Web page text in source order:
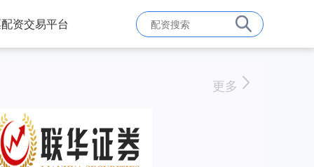
资交易平台
更多